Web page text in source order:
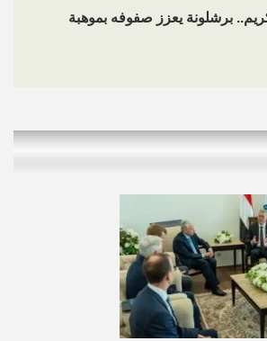
برشلونة يعزز صفوفه بموهبة